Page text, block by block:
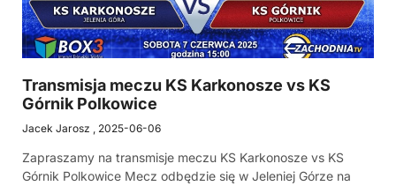
Transmisja meczu KS Karkonosze vs KS
Górnik Polkowice
Jacek Jarosz 2025-06-06
Zapraszamy na transmisje meczu KS Karkonosze vs KS
Górnik Polkowice Mecz odbędzie się w Jeleniej Górze na